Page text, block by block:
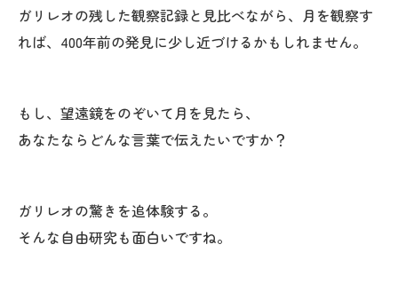
ガリレオの残した観察記録と見比べながら、月を観察す
れば、400年前の発見に少し近づけるかもしれません。
もし、望遠鏡をのぞいて月を見たら、
あなたならどんな言葉で伝えたいですか？
ガリレオの驚きを追体験する。
そんな自由研究も面白いですね。